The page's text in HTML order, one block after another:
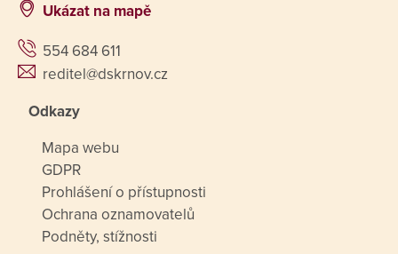
Ukázat na mapě
554 684 611
reditel@dskrnov.cz
Odkazy
Mapa webu
GDPR
Prohlášení o přístupnosti
Ochrana oznamovatelů
Podněty, stížnosti